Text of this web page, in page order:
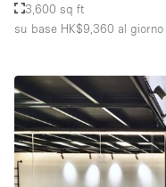
3,600 sq ft
su base HK$9,360 al giorno